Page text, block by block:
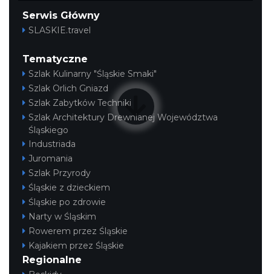
Serwis Główny
SLASKIE.travel
Tematyczne
Szlak Kulinarny "Śląskie Smaki"
Szlak Orlich Gniazd
Szlak Zabytków Techniki
Szlak Architektury Drewnianej Województwa
Śląskiego
Industriada
Juromania
Szlak Przyrody
Śląskie z dzieckiem
Śląskie po zdrowie
Narty w Śląskim
Rowerem przez Śląskie
Kajakiem przez Śląskie
Regionalne